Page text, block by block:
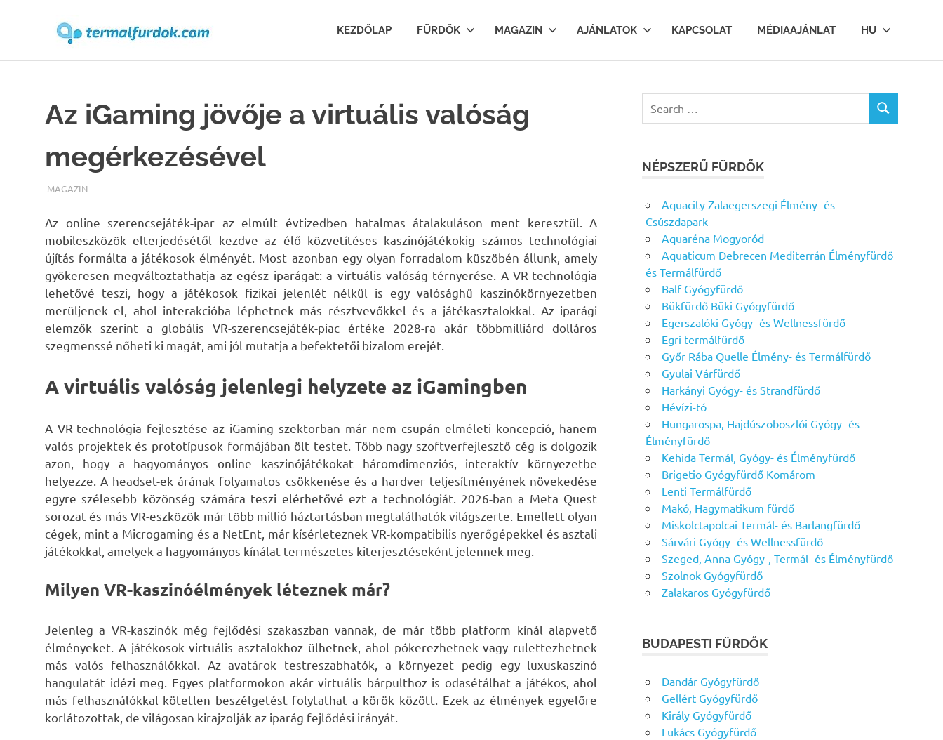
Termalfurdok.com
KEZDŐLAP FÜRDŐK MAGAZIN AJÁNLATOK KAPCSOLAT MÉDIAAJÁNLAT HU
Az iGaming jövője a virtuális valóság
megérkezésével
TERMALFURDOK.COM
MAGAZIN
Az online szerencsejáték-ipar az elmúlt évtizedben hatalmas átalakuláson ment keresztül. A
mobileszközök elterjedésétől kezdve az élő közvetítéses kaszinójátékokig számos technológiai
újítás formálta a játékosok élményét. Most azonban egy olyan forradalom küszöbén állunk, amely
gyökeresen megváltoztathatja az egész iparágat: a virtuális valóság térnyerése. A VR-technológia
lehetővé teszi, hogy a játékosok fizikai jelenlét nélkül is egy valósághű kaszinókörnyezetben
merüljenek el, ahol interakcióba léphetnek más résztvevőkkel és a játékasztalokkal. Az iparági
elemzők szerint a globális VR-szerencsejáték-piac értéke 2028-ra akár többmilliárd dolláros
szegmenssé nőheti ki magát, ami jól mutatja a befektetői bizalom erejét.
A virtuális valóság jelenlegi helyzete az iGamingben
A VR-technológia fejlesztése az iGaming szektorban már nem csupán elméleti koncepció, hanem
valós projektek és prototípusok formájában ölt testet. Több nagy szoftverfejlesztő cég is dolgozik
azon, hogy a hagyományos online kaszinójátékokat háromdimenziós, interaktív környezetbe
helyezze. A headset-ek árának folyamatos csökkenése és a hardver teljesítményének növekedése
egyre szélesebb közönség számára teszi elérhetővé ezt a technológiát. 2026-ban a Meta Quest
sorozat és más VR-eszközök már több millió háztartásban megtalálhatók világszerte. Emellett olyan
cégek, mint a Microgaming és a NetEnt, már kísérleteznek VR-kompatibilis nyerőgépekkel és asztali
játékokkal, amelyek a hagyományos kínálat természetes kiterjesztéseként jelennek meg.
Milyen VR-kaszinóélmények léteznek már?
Jelenleg a VR-kaszinók még fejlődési szakaszban vannak, de már több platform kínál alapvető
élményeket. A játékosok virtuális asztalokhoz ülhetnek, ahol pókerezhetnek vagy rulettezhetnek
más valós felhasználókkal. Az avatárok testreszabhatók, a környezet pedig egy luxuskaszinó
hangulatát idézi meg. Egyes platformokon akár virtuális bárpulthoz is odasétálhat a játékos, ahol
más felhasználókkal kötetlen beszélgetést folytathat a körök között. Ezek az élmények egyelőre
korlátozottak, de világosan kirajzolják az iparág fejlődési irányát.
for:
SEARCH
NÉPSZERŰ FÜRDŐK
Aquacity Zalaegerszegi Élmény- és
Csúszdapark
Aquaréna Mogyoród
Aquaticum Debrecen Mediterrán Élményfürdő
és Termálfürdő
Balf Gyógyfürdő
Bükfürdő Büki Gyógyfürdő
Egerszalóki Gyógy- és Wellnessfürdő
Egri termálfürdő
Győr Rába Quelle Élmény- és Termálfürdő
Gyulai Várfürdő
Harkányi Gyógy- és Strandfürdő
Hévízi-tó
Hungarospa, Hajdúszoboszlói Gyógy- és
Élményfürdő
Kehida Termál, Gyógy- és Élményfürdő
Brigetio Gyógyfürdő Komárom
Lenti Termálfürdő
Makó, Hagymatikum fürdő
Miskolctapolcai Termál- és Barlangfürdő
Sárvári Gyógy- és Wellnessfürdő
Szeged, Anna Gyógy-, Termál- és Élményfürdő
Szolnok Gyógyfürdő
Zalakaros Gyógyfürdő
BUDAPESTI FÜRDŐK
Dandár Gyógyfürdő
Gellért Gyógyfürdő
Király Gyógyfürdő
Lukács Gyógyfürdő